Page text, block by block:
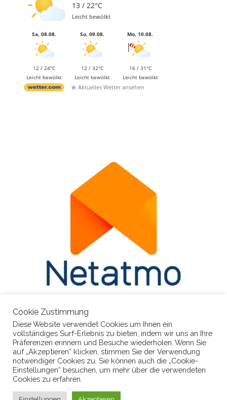
13 / 22°C
Leicht bewölkt
Sa, 08.08.
12 / 24°C
Leicht bewölkt
So, 09.08.
12 / 32°C
Leicht bewölkt
Mo, 10.08.
16 / 31°C
Leicht bewölkt
Aktuelles Wetter ansehen
© 2026BadBelzig-Wetter– Alle Rechte vorbehalten
Cookie Zustimmung
Diese Website verwendet Cookies um Ihnen ein
vollständiges Surf-Erlebnis zu bieten, indem wir uns an Ihre
Präferenzen erinnern und Besuche wiederholen. Wenn Sie
auf „Akzeptieren“ klicken, stimmen Sie der Verwendung
notwendiger Cookies zu. Sie können auch die „Cookie-
Einstellungen“ besuchen, um mehr über die verwendeten
Cookies zu erfahren.